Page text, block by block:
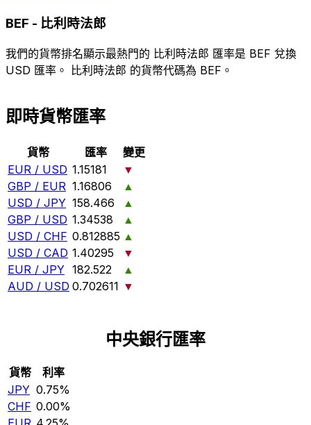
BEF - 比利時法郎
我們的貨幣排名顯示最熱門的 比利時法郎 匯率是 BEF 兌換
USD 匯率。 比利時法郎 的貨幣代碼為 BEF。
即時貨幣匯率
貨幣 匯率
變更
EUR / USD 1.15181
▼
GBP / EUR 1.16806
▲
USD / JPY 158.466
▲
GBP / USD 1.34538
▲
USD / CHF 0.812885 ▲
USD / CAD 1.40295
▼
EUR / JPY 182.522
▲
AUD / USD 0.702611 ▼
中央銀行匯率
貨幣
利率
JPY 0.75%
CHF 0.00%